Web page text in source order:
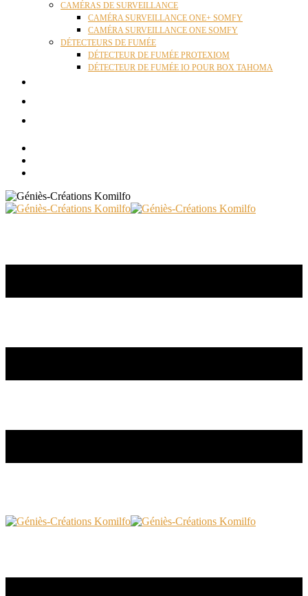
CAMÉRAS DE SURVEILLANCE
CAMÉRA SURVEILLANCE ONE+ SOMFY
CAMÉRA SURVEILLANCE ONE SOMFY
DÉTECTEURS DE FUMÉE
DÉTECTEUR DE FUMÉE PROTEXIOM
DÉTECTEUR DE FUMÉE IO POUR BOX TAHOMA